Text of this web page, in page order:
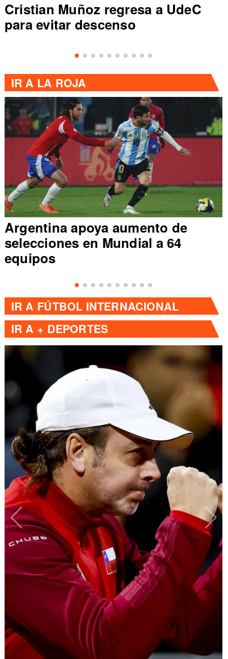
Cristian Muñoz regresa a UdeC
para evitar descenso
IR A LA ROJA
Argentina apoya aumento de
selecciones en Mundial a 64
equipos
IR A FÚTBOL INTERNACIONAL
IR A + DEPORTES